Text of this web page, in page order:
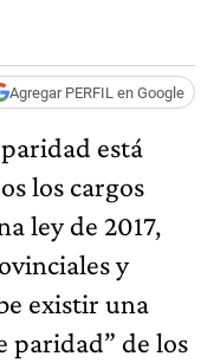
Agregar PERFIL en Google
está
los cargos
ley de 2017,
y
existir una
paridad” de los